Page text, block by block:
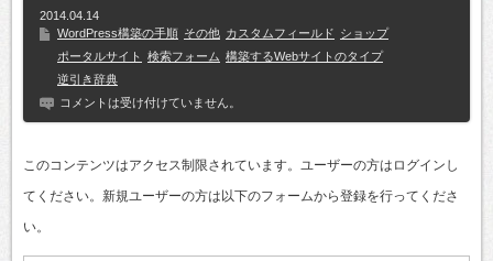
2014.04.14
WordPress構築の手順 その他 カスタムフィールド ショップ
ポータルサイト
検索フォーム 構築するWebサイトのタイプ
逆引き辞典
コメントは受け付けていません。
このコンテンツはアクセス制限されています。ユーザーの方はログインし
てください。新規ユーザーの方は以下のフォームから登録を行ってくださ
い。